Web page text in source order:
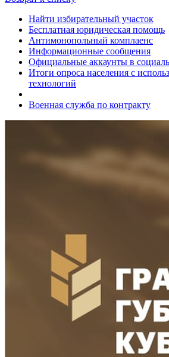
Найти избирательный участок
Бесплатная юридическая помощь
Антимонопольный комплаенс
Информационные сообщения
Официальные аккаунты в
Итоги опроса населения с
технологий
Военная служба по контракту